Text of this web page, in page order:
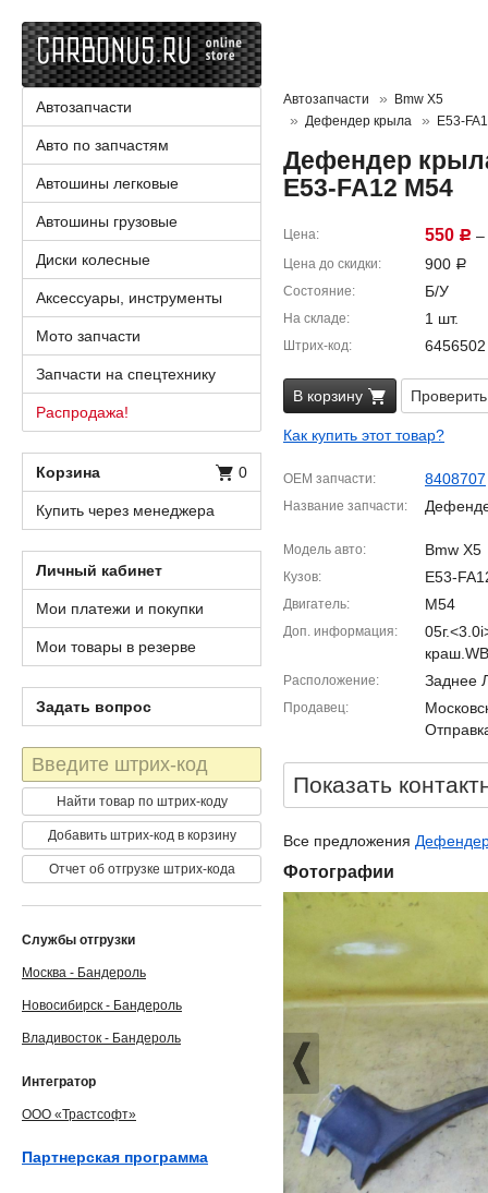
Автозапчасти
Bmw X5
Дефендер крыла
E53-
Дефендер
E53-FA12 M54
Цена 550 Р –
Цена до скидки 900 Р
Состояние Б/У
На складе 1 шт.
Штрих-код 6456502
В корзину
Как купить этот товар?
OEM запчасти 8408707
Название запчасти
Модель авто Bmw X5
Кузов E53-
Двигатель M54
Доп. информация
Расположение Заднее
Продавец
Показать
Все предложения
Фотографии
Автозапчасти
Авто по запчастям
Автошины легковые
Автошины грузовые
Диски колесные
Аксессуары, инструменты
Мото запчасти
Запчасти на спецтехнику
Распродажа!
Корзина 0
Купить через менеджера
Личный кабинет
Мои платежи и покупки
Мои товары в резерве
Задать вопрос
Штрих-
код
Найти товар по штрих-коду
Добавить штрих-код в корзину
Отчет об отгрузке штрих-кода
Службы отгрузки
Москва - Бандероль
Новосибирск - Бандероль
Владивосток - Бандероль
Интегратор
ООО «Трастсофт»
Партнерская программа